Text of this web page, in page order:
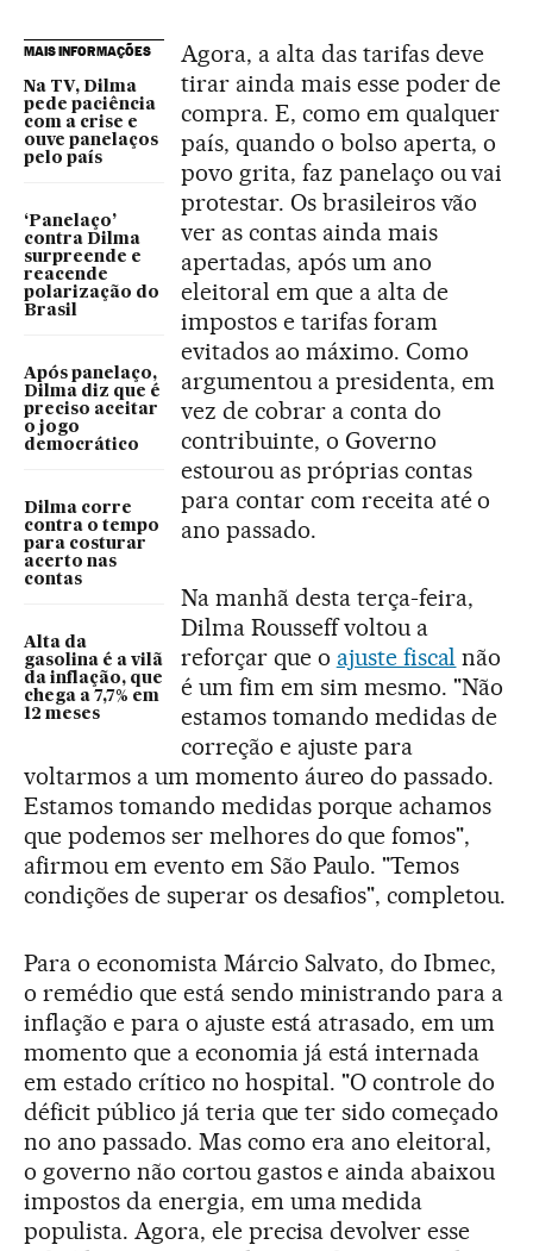
MAIS INFORMAÇÕES
Na TV, Dilma
pede paciência
com a crise e
ouve panelaços
pelo país
‘Panelaço’
contra Dilma
surpreende e
reacende
polarização do
Brasil
Após panelaço,
Dilma diz que é
preciso aceitar
o jogo
democrático
Dilma corre
contra o tempo
para costurar
acerto nas
contas
Alta da
gasolina é a vilã
da inflação, que
chega a 7,7% em
12 meses
Agora, a alta das tarifas deve
tirar ainda mais esse poder de
compra. E, como em qualquer
país, quando o bolso aperta, o
povo grita, faz panelaço ou vai
protestar. Os brasileiros vão
ver as contas ainda mais
apertadas, após um ano
eleitoral em que a alta de
impostos e tarifas foram
evitados ao máximo. Como
argumentou a presidenta, em
vez de cobrar a conta do
contribuinte, o Governo
estourou as próprias contas
para contar com receita até o
ano passado.
Na manhã desta terça-feira,
Dilma Rousseff voltou a
reforçar que o ajuste fiscal não
é um fim em sim mesmo. "Não
estamos tomando medidas de
correção e ajuste para
voltarmos a um momento áureo do passado.
Estamos tomando medidas porque achamos
que podemos ser melhores do que fomos",
afirmou em evento em São Paulo. "Temos
condições de superar os desafios", completou.
Para o economista Márcio Salvato, do Ibmec,
o remédio que está sendo ministrando para a
inflação e para o ajuste está atrasado, em um
momento que a economia já está internada
em estado crítico no hospital. "O controle do
déficit público já teria que ter sido começado
no ano passado. Mas como era ano eleitoral,
o governo não cortou gastos e ainda abaixou
impostos da energia, em uma medida
populista. Agora, ele precisa devolver esse